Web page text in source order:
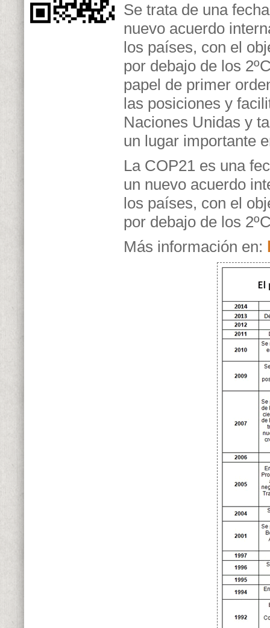
Se trata de una
nuevo acuerdo
los países, con el
por debajo de los
papel de primer
las posiciones y
Naciones Unidas y
un lugar importante
La COP21 es una
un nuevo acuerdo
los países, con el
por debajo de los
Más información en: